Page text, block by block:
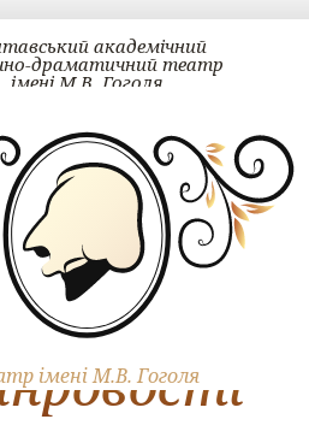
імені М.В. Гоголя
академічний
драматичний театр
імені М.В. Гоголя